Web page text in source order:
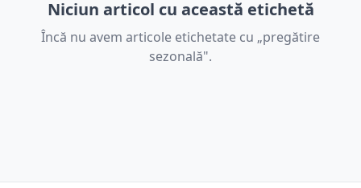
Niciun articol cu această etichetă
Încă nu avem articole etichetate cu „pregătire
sezonală".